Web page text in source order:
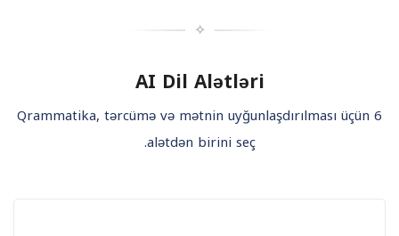
✧
AI Dil Alətləri
Qrammatika, tərcümə və mətnin uyğunlaşdırılması üçün 6
alətdən birini seç.